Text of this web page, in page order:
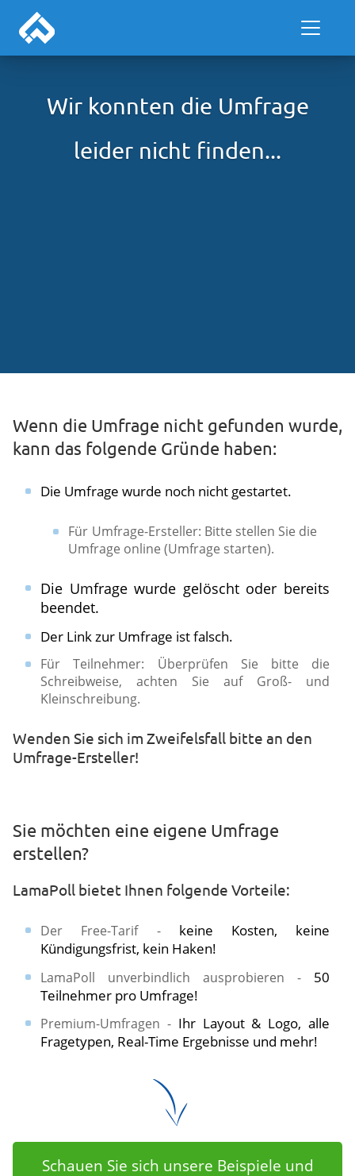
Wir konnten die Umfrage
leider nicht finden...
Wenn die Umfrage nicht gefunden wurde,
kann das folgende Gründe haben:
Die Umfrage wurde noch nicht gestartet.
Für Umfrage-Ersteller: Bitte stellen Sie die
Umfrage online (Umfrage starten).​
Die Umfrage wurde gelöscht oder bereits
beendet.
Der Link zur Umfrage ist falsch.
​Für Teilnehmer: Überprüfen Sie bitte die
Schreibweise, achten Sie auf Groß- und
Kleinschreibung.
​​Wenden Sie sich im Zweifelsfall bitte an den
Umfrage-Ersteller!
Sie möchten eine eigene Umfrage
erstellen?
LamaPoll bietet Ihnen folgende Vorteile:
Der Free-Tarif - keine Kosten, keine
Kündigungsfrist, kein Haken!
LamaPoll unverbindlich ausprobieren - 50
Teilnehmer pro Umfrage!
Premium-Umfragen - Ihr Layout & Logo, alle
Fragetypen, Real-Time Ergebnisse und mehr!
Schauen Sie sich unsere Beispiele und